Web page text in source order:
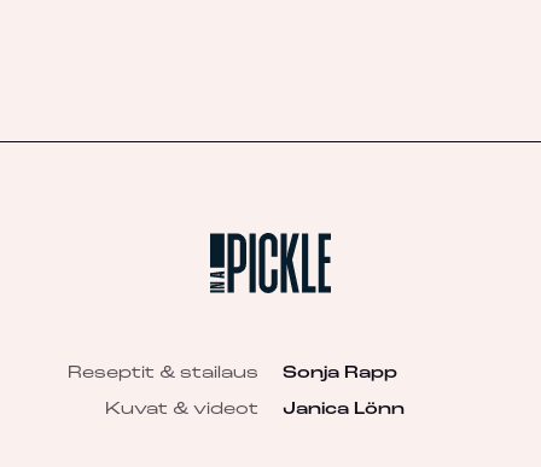
Reseptit & stailaus
Sonja Rapp
Kuvat & videot
Janica Lönn